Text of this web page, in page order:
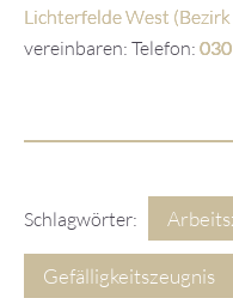
Lichterfelde West
vereinbaren: Telefon:
Schlagwörter:
Gefälligkeitszeugnis